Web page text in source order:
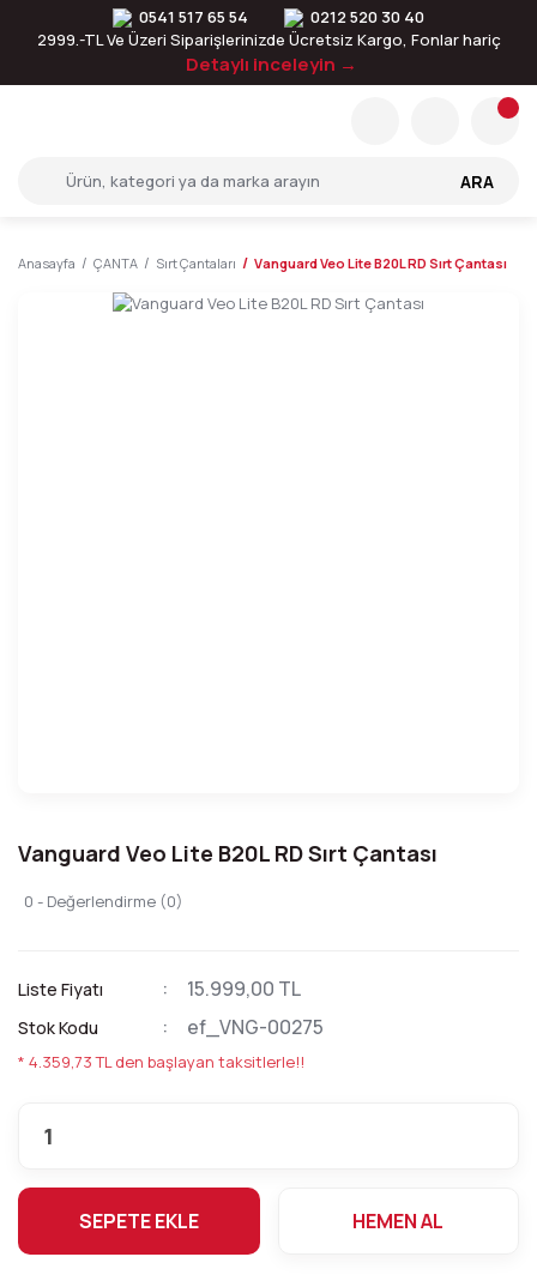
0541 517 65 54
0212 520 30 40
2999.-TL Ve Üzeri Siparişlerinizde Ücretsiz Kargo, Fonlar hariç
Detaylı inceleyin →
ARA
Anasayfa ÇANTA Sırt Çantaları Vanguard Veo Lite B20L RD Sırt Çantası
Vanguard Veo Lite B20L RD Sırt Çantası
0 - Değerlendirme (0)
Liste Fiyatı 15.999,00 TL
Stok Kodu ef_VNG-00275
* 4.359,73 TL den başlayan taksitlerle!!
SEPETE EKLE HEMEN AL